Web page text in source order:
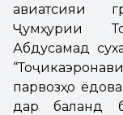
авиатсияи
Ҷумҳурии
Абдусамад
парвозҳо
дар баланд